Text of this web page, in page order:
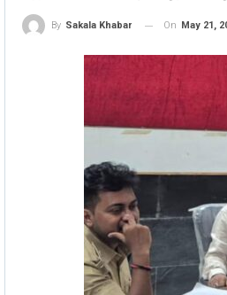
By Sakala Khabar On May 21,